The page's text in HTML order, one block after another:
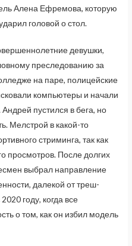
Алена Ефремова, которую
головой о стол.
девушки,
преследованию за
на паре, полицейские
компьютеры и начали
Андрей пустился в бега, но
Мелстрой в какой-то
стриминга, так как
просмотров. После долгих
выбрал направление
далекой от треш-
году, когда все
о том, как он избил модель